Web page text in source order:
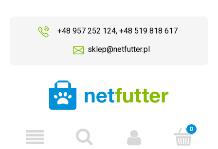
+48 957 252 124, +48 519 818 617
sklep@netfutter.pl